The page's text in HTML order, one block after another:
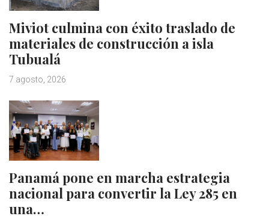
Miviot culmina con éxito traslado de
materiales de construcción a isla
Tubualá
7 agosto, 2026
Panamá pone en marcha estrategia
nacional para convertir la Ley 285 en
una…